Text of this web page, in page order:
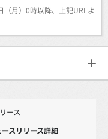
月）0時以降、上記URLよ
ース
ースリリース詳細